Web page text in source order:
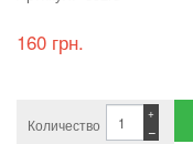
160 грн.
Количество −
+